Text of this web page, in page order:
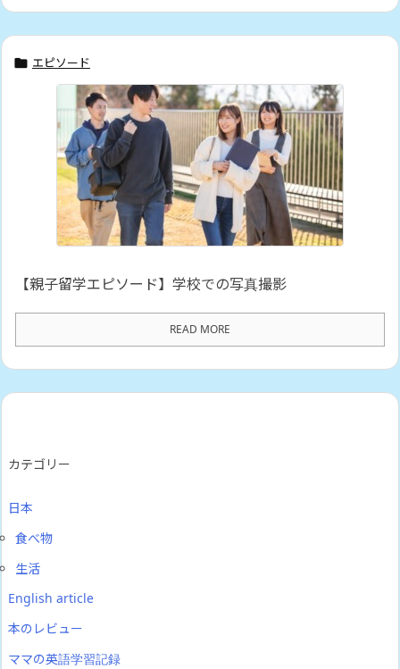
 エピソード
【親子留学エピソード】学校での写真撮影
READ MORE
カテゴリー
日本
食べ物
生活
English article
本のレビュー
ママの英語学習記録